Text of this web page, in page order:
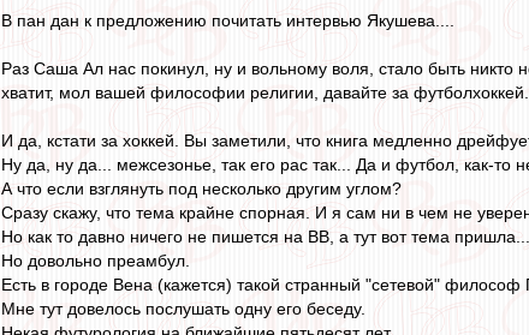
В пан дан к предложению почитать интервью Якушева....
Раз Саша Ал нас покинул, ну и вольному воля, стало быть никто
хватит, мол вашей философии религии, давайте за
И да, кстати за хоккей. Вы заметили, что книга медленно
Ну да, ну да... межсезонье, так его рас так... Да и футбол, как-то
А что если взглянуть под несколько другим углом?
Сразу скажу, что тема крайне спорная. И я сам ни в чем не
Но как то давно ничего не пишется на ВВ, а тут вот тема пришла...
Но довольно преамбул.
Есть в городе Вена (кажется) такой странный "сетевой"
Мне тут довелось послушать одну его беседу.